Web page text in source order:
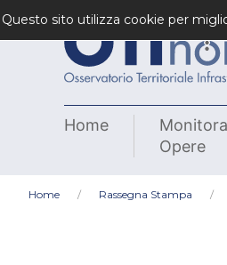
Home
Opere
Home Rassegna Stampa
Questo sito utilizza cookie per